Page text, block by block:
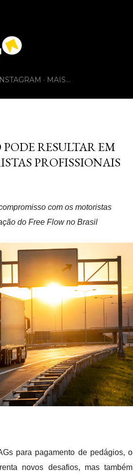
MAIS…
RESULTAR EM
PROFISSIONAIS
com os motoristas
do Free Flow no Brasil
para pagamento de pedágios, o
novos desafios, mas também